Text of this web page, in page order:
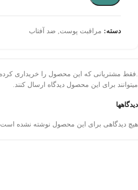
دسته: مراقبت پوست ضد آفتاب
دیدگاهها
هیچ دیدگاهی برای این محصول نوشته نشده است.
.فقط مشتریانی که این محصول را خریداری
میتوانند برای این محصول دیدگاه ارسال کنند.